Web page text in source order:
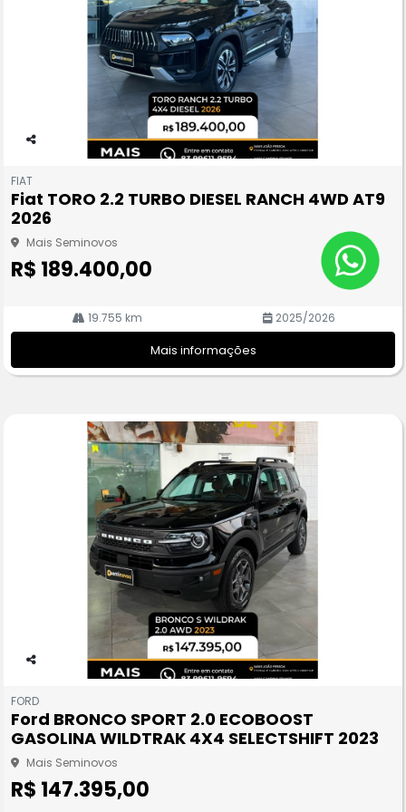
pa
rtil
he
FIAT
Fiat TORO 2.2 TURBO DIESEL RANCH 4WD AT9
2026
Mais Seminovos
R$ 189.400,00
19.755 km 2025/2026
Mais informações
pa
rtil
he
FORD
Ford BRONCO SPORT 2.0 ECOBOOST
GASOLINA WILDTRAK 4X4 SELECTSHIFT 2023
Mais Seminovos
R$ 147.395,00